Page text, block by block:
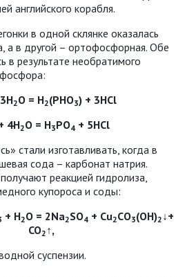
английского корабля.
в одной склянке оказалась
а в другой – ортофосфорная. Обе
в результате необратимого
2О = Н2(РНО3) + 3НСl
4Н2О = Н3РО4 + 5НСl
стали изготавливать, когда в
сода – карбонат натрия.
реакцией гидролиза,
купороса и соды:
+ Н2О = 2Na2SО4 + Cu2CО3(ОH)2 ↓+
СО2 ↑,
суспензии.